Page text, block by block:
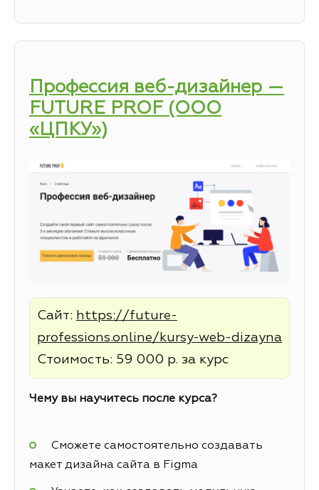
Профессия веб-дизайнер —
FUTURE PROF (ООО
«ЦПКУ»)
Сайт: https://future-
professions.online/kursy-web-dizayna
Стоимость: 59 000 р. за курс
Чему вы научитесь после курса?
Сможете самостоятельно создавать
макет дизайна сайта в Figma